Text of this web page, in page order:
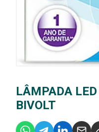
LÂMPADA
BIVOLT